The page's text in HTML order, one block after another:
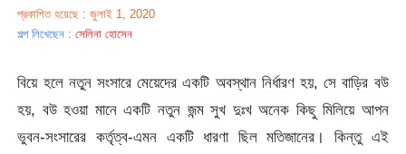
প্রকাশিত হয়েছে : জুলাই 1, 2020
গল্প লিখেছেন :সেলিনা হোসেন
বিয়ে হলে নতুন সংসারে মেয়েদের একটি অবস্থান নির্ধারণ হয়, সে বাড়ির বউ
হয়, বউ হওয়া মানে একটি নতুন জন্ম সুখ দুঃখ অনেক কিছু মিলিয়ে আপন
ভুবন-সংসারের কর্তৃত্ব-এমন একটি ধারণা ছিল মতিজানের। কিন্তু এই